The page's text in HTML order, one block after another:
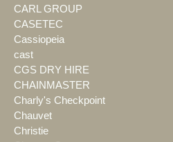
CARL GROUP
CASETEC
Cassiopeia
cast
CGS DRY HIRE
CHAINMASTER
Charly's Checkpoint
Chauvet
Christie